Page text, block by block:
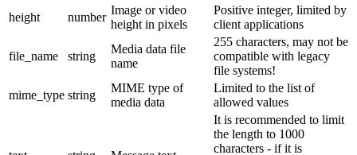
height
number
Image or video
height in pixels
Positive integer, limited by
client applications
file_name string
Media data file
name
255 characters, may not be
compatible with legacy
file systems!
mime_type string
MIME type of
media data
Limited to the list of
allowed values
It is recommended to limit
the length to 1000
characters - if it is